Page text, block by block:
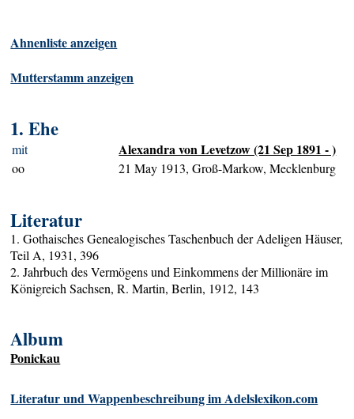
Ahnenliste anzeigen
Mutterstamm anzeigen
1. Ehe
mit Alexandra von Levetzow (21 Sep 1891 - )
oo 21 May 1913, Groß-Markow, Mecklenburg
Literatur
1. Gothaisches Genealogisches Taschenbuch der Adeligen Häuser,
Teil A, 1931, 396
2. Jahrbuch des Vermögens und Einkommens der Millionäre im
Königreich Sachsen, R. Martin, Berlin, 1912, 143
Album
Ponickau
Literatur und Wappenbeschreibung im Adelslexikon.com